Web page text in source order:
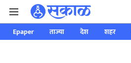
Epaper ताज्या देश शहर